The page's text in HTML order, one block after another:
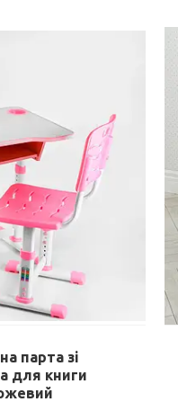
парта зі
для книги